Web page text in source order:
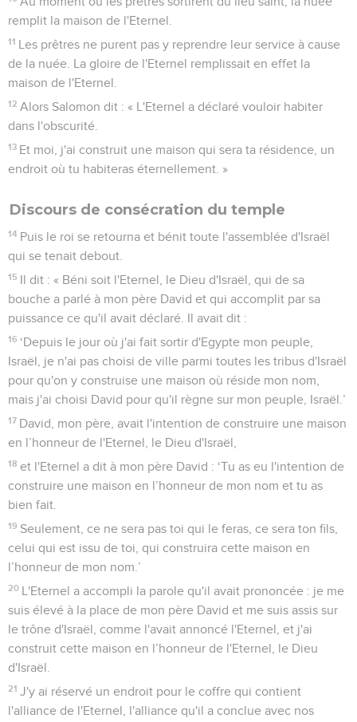
remplit la maison de l'Eternel.
11 Les prêtres ne purent pas y reprendre leur service à cause
de la nuée. La gloire de l'Eternel remplissait en effet la
maison de l'Eternel.
12 Alors Salomon dit : « L'Eternel a déclaré vouloir habiter
dans l'obscurité.
13 Et moi, j'ai construit une maison qui sera ta résidence, un
endroit où tu habiteras éternellement. »
Discours de consécration du temple
14 Puis le roi se retourna et bénit toute l'assemblée d'Israël
qui se tenait debout.
15 Il dit : « Béni soit l'Eternel, le Dieu d'Israël, qui de sa
bouche a parlé à mon père David et qui accomplit par sa
puissance ce qu'il avait déclaré. Il avait dit :
16 ‘Depuis le jour où j'ai fait sortir d'Egypte mon peuple,
Israël, je n'ai pas choisi de ville parmi toutes les tribus d'Israël
pour qu'on y construise une maison où réside mon nom,
mais j'ai choisi David pour qu'il règne sur mon peuple, Israël.’
17 David, mon père, avait l'intention de construire une maison
en l’honneur de l'Eternel, le Dieu d'Israël,
18 et l'Eternel a dit à mon père David : ‘Tu as eu l'intention de
construire une maison en l’honneur de mon nom et tu as
bien fait.
19 Seulement, ce ne sera pas toi qui le feras, ce sera ton fils,
celui qui est issu de toi, qui construira cette maison en
l’honneur de mon nom.’
20 L'Eternel a accompli la parole qu'il avait prononcée : je me
suis élevé à la place de mon père David et me suis assis sur
le trône d'Israël, comme l'avait annoncé l'Eternel, et j'ai
construit cette maison en l’honneur de l'Eternel, le Dieu
d'Israël.
21 J'y ai réservé un endroit pour le coffre qui contient
l'alliance de l'Eternel, l'alliance qu'il a conclue avec nos